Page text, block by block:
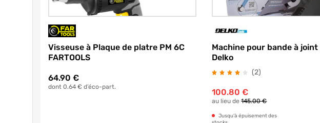
Visseuse à Plaque de platre PM 6C
FARTOOLS
64.90 €
dont 0.64 € d’éco-part.
Machine pour bande à joint
Delko
(2)
100.80 €
au lieu de145.00 €
Jusqu’à épuisement des